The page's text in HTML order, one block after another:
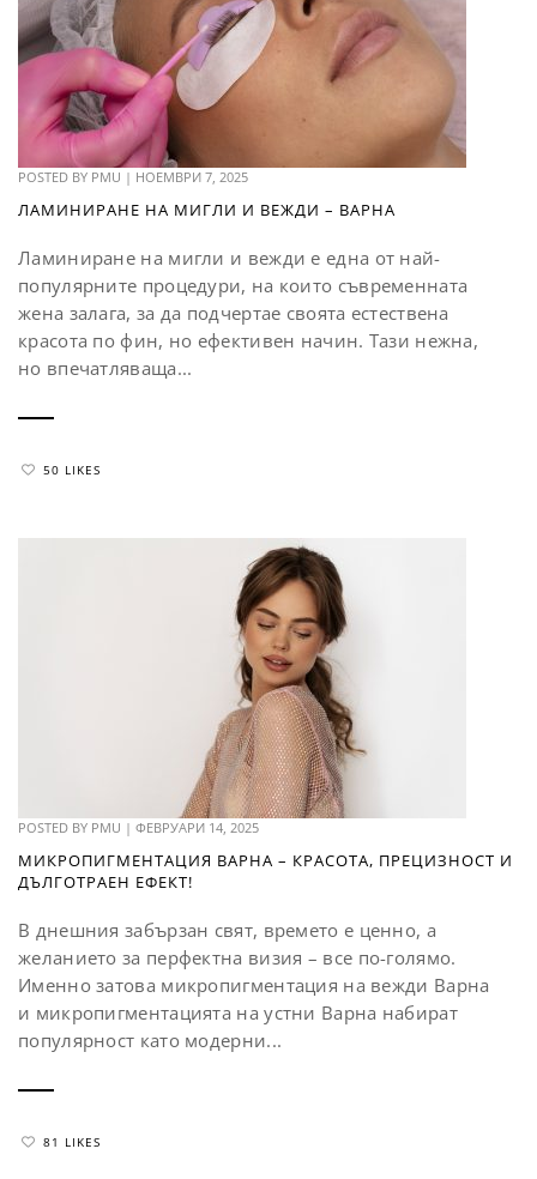
POSTED BY PMU | НОЕМВРИ 7, 2025
ЛАМИНИРАНЕ НА МИГЛИ И ВЕЖДИ – ВАРНА
Ламиниране на мигли и вежди е една от най-
популярните процедури, на които съвременната
жена залага, за да подчертае своята естествена
красота по фин, но ефективен начин. Тази нежна,
но впечатляваща...
50 LIKES
POSTED BY PMU | ФЕВРУАРИ 14, 2025
МИКРОПИГМЕНТАЦИЯ ВАРНА – КРАСОТА, ПРЕЦИЗНОСТ И
ДЪЛГОТРАЕН ЕФЕКТ!
В днешния забързан свят, времето е ценно, а
желанието за перфектна визия – все по-голямо.
Именно затова микропигментация на вежди Варна
и микропигментацията на устни Варна набират
популярност като модерни...
81 LIKES